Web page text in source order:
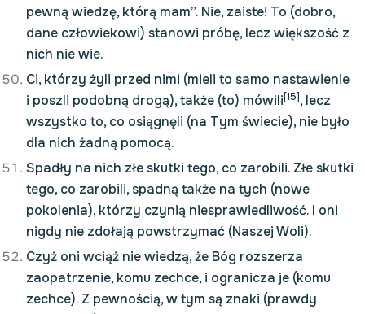
pewną wiedzę, którą mam”. Nie, zaiste! To (dobro,
dane człowiekowi) stanowi próbę, lecz większość z
nich nie wie.
Ci, którzy żyli przed nimi (mieli to samo nastawienie
i poszli podobną drogą), także (to) mówili[15], lecz
wszystko to, co osiągnęli (na Tym świecie), nie było
dla nich żadną pomocą.
Spadły na nich złe skutki tego, co zarobili. Złe skutki
tego, co zarobili, spadną także na tych (nowe
pokolenia), którzy czynią niesprawiedliwość. I oni
nigdy nie zdołają powstrzymać (Naszej Woli).
Czyż oni wciąż nie wiedzą, że Bóg rozszerza
zaopatrzenie, komu zechce, i ogranicza je (komu
zechce). Z pewnością, w tym są znaki (prawdy